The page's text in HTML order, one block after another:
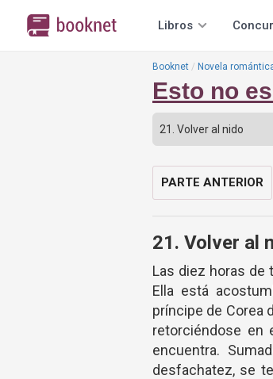
Libros
Booknet Novela
Esto no
PARTE ANTERIOR
21. Volver al
Las diez horas de
Ella está
príncipe de Corea
retorciéndose en
encuentra.
desfachatez, se